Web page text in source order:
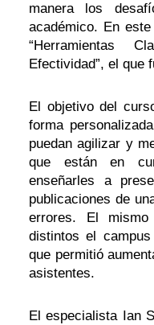
manera los
académico. En
“Herramientas
Efectividad”, el que
El objetivo del
forma
puedan agilizar y
que están en
enseñarles a
publicaciones de
errores. El
distintos el
que permitió
asistentes.
El especialista Ian